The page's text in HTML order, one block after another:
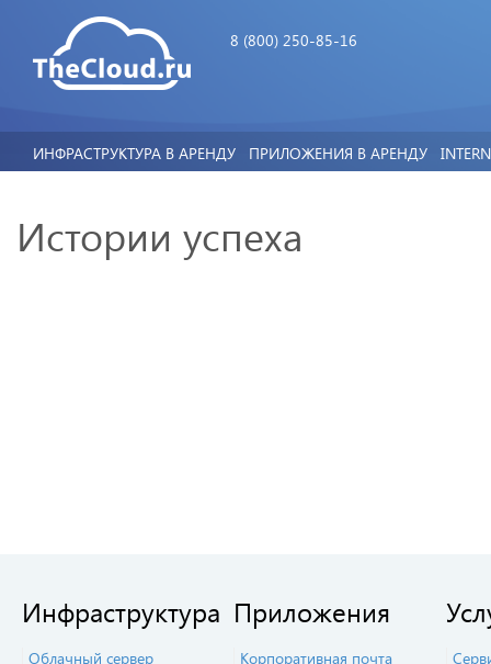
8 (800) 250-85-16
ИНФРАСТРУКТУРА В АРЕНДУ ПРИЛОЖЕНИЯ В АРЕНДУ
Истории успеха
Инфраструктура
Облачный сервер
Приложения
Корпоративная почта